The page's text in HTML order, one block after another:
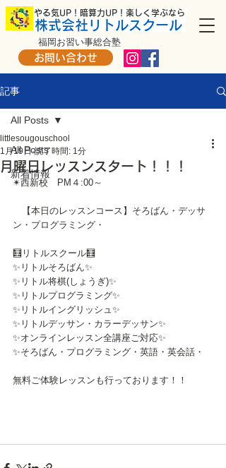
​ やる気UP！暗算力UP！楽しく学ぶなら
株式会社リトルスクール
お問い合わせ
福岡お習い事総合塾
記事
All Posts
新着情報
All Posts
月曜日レッスンスタート！！！
littlesougouschool
1月19日 読了時間: 1分
✴西新校　PM４:00～
【本日のレッスンコース】そろばん・デッサ
ン・プログラミング・
🧮リトルスクール🧮
✨リトルそろばん✨
✨リトル将棋(しょうぎ)✨
✨リトルプログラミング✨
✨リトルイングリッシュ✨
✨リトルデッサン・カラーデッサン✨
✨オンラインレッスン全講座ご対応✨
✨そろばん・プログラミング・英語・英会話・
無料ご体験レッスンも行っております！！